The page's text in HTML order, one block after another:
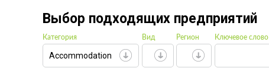
Выбор подходящих предприятий
Категория
Accommodation
Вид Регион Ключевое слово